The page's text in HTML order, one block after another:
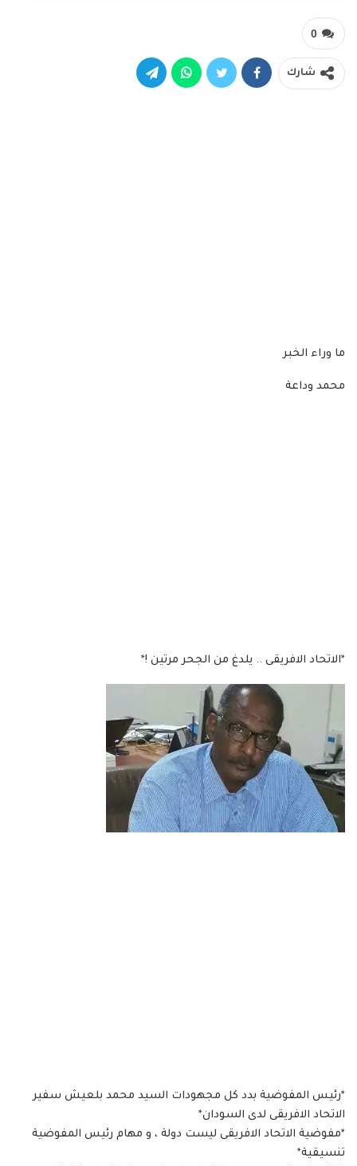
0
شارك
ما وراء الخبر
محمد وداعة
*الاتحاد الافريقى .. يلدغ من الجحر مرتين !*
*رئيس المفوضية بدد كل مجهودات السيد محمد بلعيش سفير
الاتحاد الافريقى لدى السودان*
*مفوضية الاتحاد الافريقى ليست دولة ، و مهام رئيس المفوضية
تنسيقية*